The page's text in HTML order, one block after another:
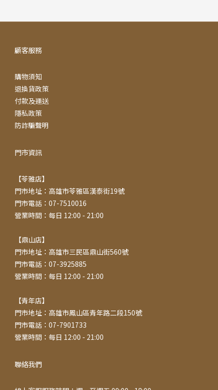
顧客服務
購物須知
退換貨政策
付款及運送
隱私政策
防詐騙聲明
門市資訊
【苓雅店】
門市地址：高雄市苓雅區漢泰街19號
門市電話：07-7510016
營業時間：每日 12:00 - 21:00
【鼎山店】
門市地址：高雄市三民區鼎山街560號
門市電話：07-3925885
營業時間：每日 12:00 - 21:00
【青年店】
門市地址：高雄市鳳山區青年路二段150號
門市電話：07-7901733
營業時間：每日 12:00 - 21:00
聯絡我們